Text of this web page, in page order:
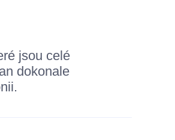
jsou celé
dokonale